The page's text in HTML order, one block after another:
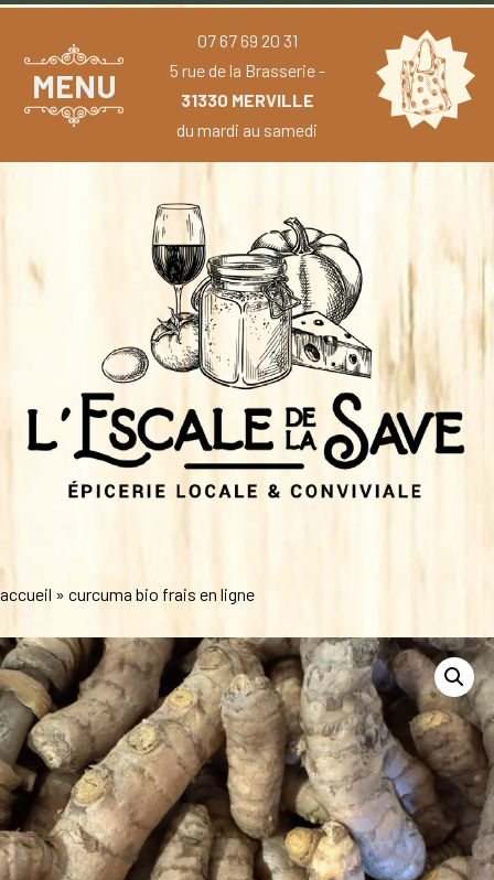
MENU
07 67 69 20 31
5 rue de la Brasserie -
31330 MERVILLE
du mardi au samedi
accueil » curcuma bio frais en ligne